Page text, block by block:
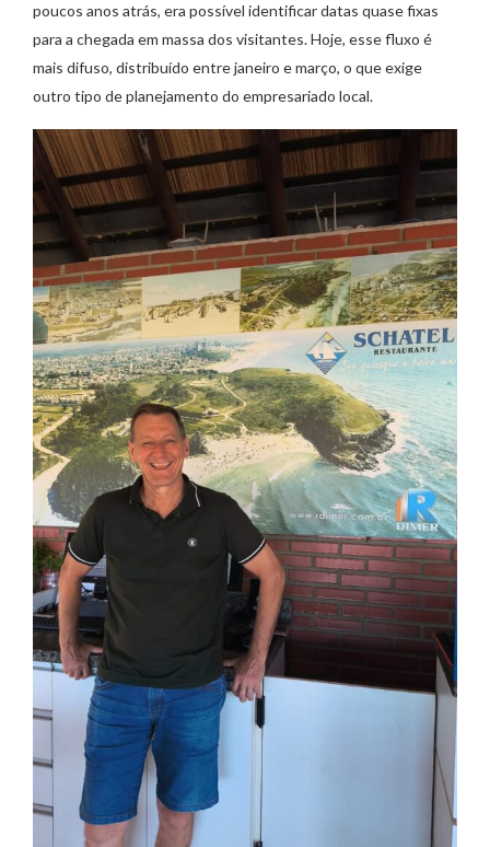
poucos anos atrás, era possível identificar datas quase fixas
para a chegada em massa dos visitantes. Hoje, esse fluxo é
mais difuso, distribuído entre janeiro e março, o que exige
outro tipo de planejamento do empresariado local.